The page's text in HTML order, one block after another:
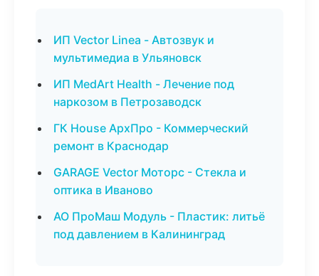
ИП Vector Linea - Автозвук и
мультимедиа в Ульяновск
ИП MedArt Health - Лечение под
наркозом в Петрозаводск
ГК House АрхПро - Коммерческий
ремонт в Краснодар
GARAGE Vector Моторс - Стекла и
оптика в Иваново
АО ПроМаш Модуль - Пластик: литьё
под давлением в Калининград